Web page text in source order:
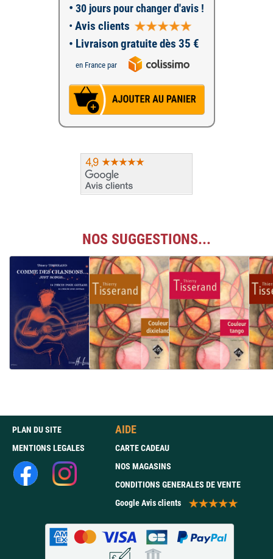
• 30 jours pour changer d'avis !
• Avis clients
• Livraison gratuite dès 35 €
en France par
NOS SUGGESTIONS...
PLAN DU SITE
MENTIONS LEGALES
AIDE
CARTE CADEAU
NOS MAGASINS
CONDITIONS GENERALES DE VENTE
Google Avis clients